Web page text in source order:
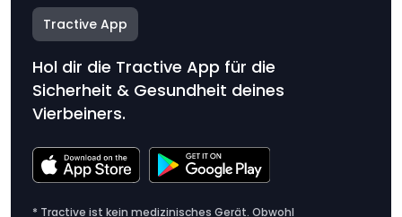
Tractive App
Hol dir die Tractive App für die
Sicherheit & Gesundheit deines
Vierbeiners.
* Tractive ist kein medizinisches Gerät. Obwohl